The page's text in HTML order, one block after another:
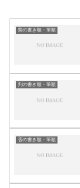
禁の書き順・筆順
判の書き順・筆順
否の書き順・筆順